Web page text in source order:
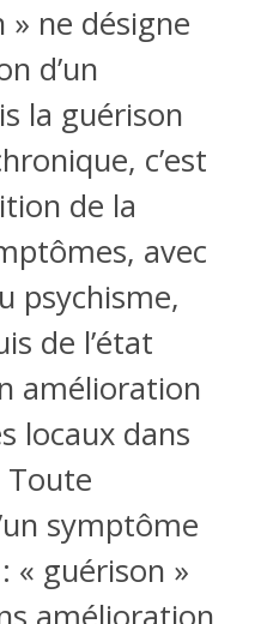
ne désigne
d’un
la guérison
c’est
de la
avec
psychisme,
de l’état
amélioration
locaux dans
Toute
symptôme
« guérison »